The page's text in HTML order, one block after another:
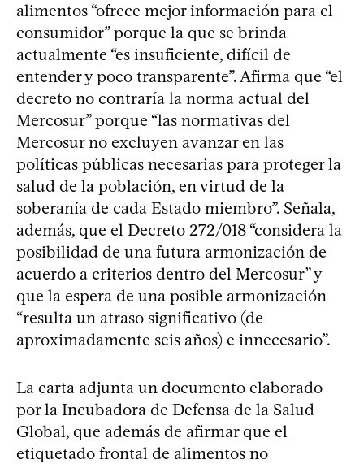
alimentos “ofrece mejor información para el
consumidor” porque la que se brinda
actualmente “es insuficiente, difícil de
entender y poco transparente”. Afirma que “el
decreto no contraría la norma actual del
Mercosur” porque “las normativas del
Mercosur no excluyen avanzar en las
políticas públicas necesarias para proteger la
salud de la población, en virtud de la
soberanía de cada Estado miembro”. Señala,
además, que el Decreto 272/018 “considera la
posibilidad de una futura armonización de
acuerdo a criterios dentro del Mercosur” y
que la espera de una posible armonización
“resulta un atraso significativo (de
aproximadamente seis años) e innecesario”.
La carta adjunta un documento elaborado
por la Incubadora de Defensa de la Salud
Global, que además de afirmar que el
etiquetado frontal de alimentos no